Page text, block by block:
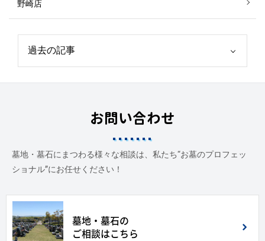
野崎店
お問い合わせ
墓地・墓石にまつわる様々な相談は、私たち“お墓のプロフェッ
ショナル”にお任せください！
墓地・墓石の
ご相談はこちら